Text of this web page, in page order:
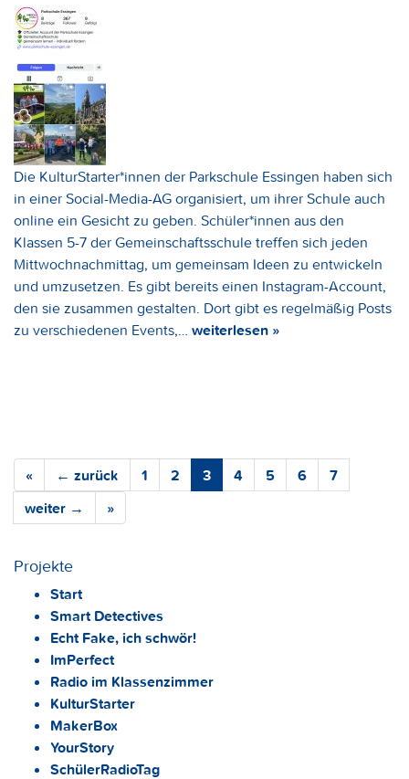
Die KulturStarter*innen der Parkschule Essingen haben sich
in einer Social-Media-AG organisiert, um ihrer Schule auch
online ein Gesicht zu geben. Schüler*innen aus den
Klassen 5-7 der Gemeinschaftsschule treffen sich jeden
Mittwochnachmittag, um gemeinsam Ideen zu entwickeln
und umzusetzen. Es gibt bereits einen Instagram-Account,
den sie zusammen gestalten. Dort gibt es regelmäßig Posts
zu verschiedenen Events,… weiterlesen »
« ← zurück 1 2 3 4 5 6
7
weiter →
»
Projekte
Start
Smart Detectives
Echt Fake, ich schwör!
ImPerfect
Radio im Klassenzimmer
KulturStarter
MakerBox
YourStory
SchülerRadioTag